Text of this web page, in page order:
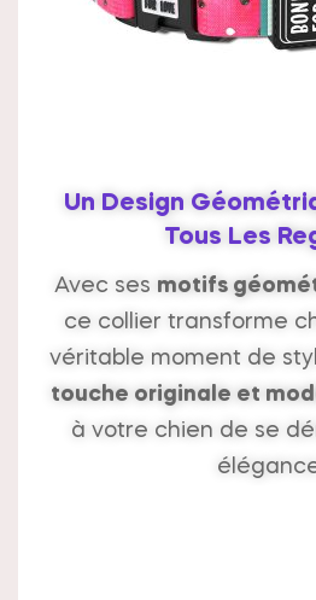
Un Design
Tous Les
Avec ses motifs
ce collier transforme
véritable moment de
touche originale et
à votre chien de se